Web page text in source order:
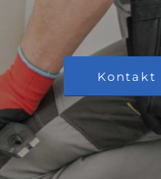
Kontakt